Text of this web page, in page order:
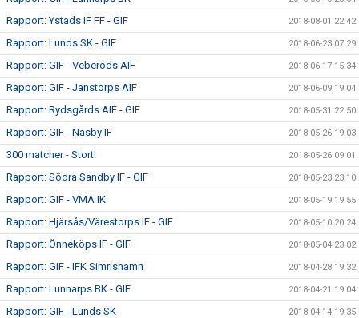
Rapport: Ystads IF FF - GIF 2018-08-01 22:42
Rapport: Lunds SK - GIF 2018-06-23 07:29
Rapport: GIF - Veberöds AIF 2018-06-17 15:34
Rapport: GIF - Janstorps AIF 2018-06-09 19:04
Rapport: Rydsgårds AIF - GIF 2018-05-31 22:50
Rapport: GIF - Näsby IF 2018-05-26 19:03
300 matcher - Stort! 2018-05-26 09:01
Rapport: Södra Sandby IF - GIF 2018-05-23 23:10
Rapport: GIF - VMA IK 2018-05-19 19:55
Rapport: Hjärsås/Värestorps IF - GIF 2018-05-10 20:24
Rapport: Önneköps IF - GIF 2018-05-04 23:02
Rapport: GIF - IFK Simrishamn 2018-04-28 19:32
Rapport: Lunnarps BK - GIF 2018-04-21 19:04
Rapport: GIF - Lunds SK 2018-04-14 19:35